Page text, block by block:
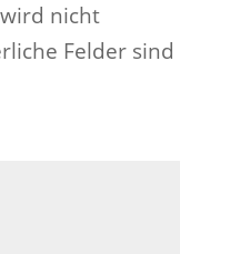
nicht
Felder sind